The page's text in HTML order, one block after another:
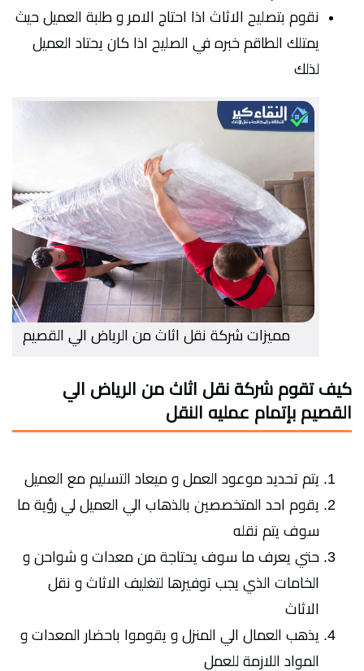
نقوم بتصليح الاثاث اذا احتاج الامر و طلبة العميل حيث
يمتلك الطاقم خبره في الصليح اذا كان يحتاد العميل
لذلك
مميزات شركة نقل اثاث من الرياض الي القصيم
كيف تقوم شركة نقل اثاث من الرياض الي
القصيم بإتمام عمليه النقل
يتم تحديد موعود العمل و ميعاد التسليم مع العميل
يقوم احد المتخصصين بالذهاب الي العميل لي رؤية ما
سوف يتم نقله
حتي يعرف ما سوف يحتاجة من معدات و شواحن و
الخامات الذي يجب توفيرها لتغليف الاثاث و نقل
الاثاث
يذهب العمال الي المنزل و يقوموا باحضار المعدات و
المواد اللازمة للعمل